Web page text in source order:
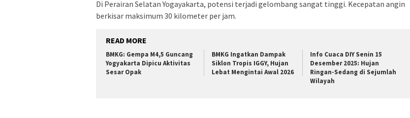
Di Perairan Selatan Yogayakarta, potensi terjadi gelombang sangat tinggi. Kecepatan angin
berkisar maksimum 30 kilometer per jam.
READ MORE
BMKG: Gempa M4,5 Guncang
Yogyakarta Dipicu Aktivitas
Sesar Opak
BMKG Ingatkan Dampak
Siklon Tropis IGGY, Hujan
Lebat Mengintai Awal 2026
Info Cuaca DIY Senin 15
Desember 2025: Hujan
Ringan-Sedang di Sejumlah
Wilayah